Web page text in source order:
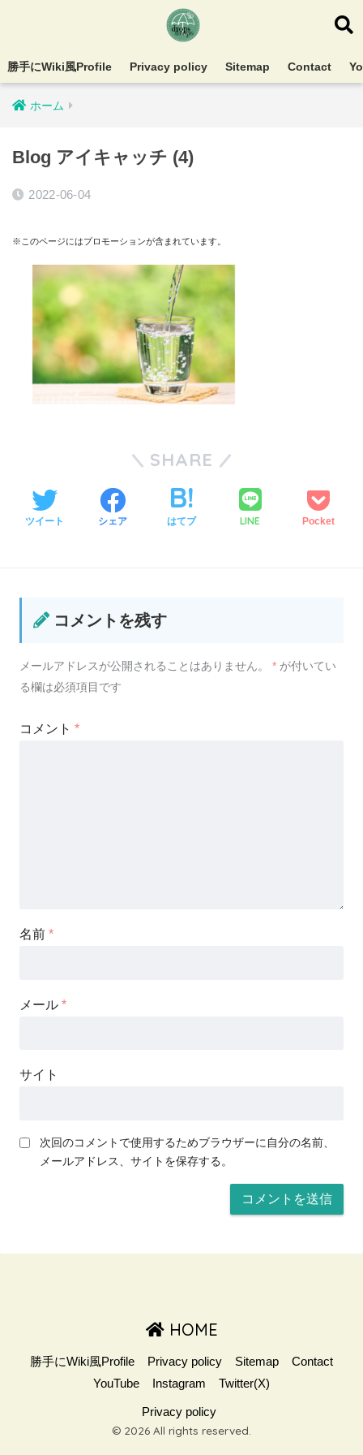
勝手にWiki風Profile Privacy policy Sitemap Contact
ホーム
Blog アイキャッチ (4)
2022-06-04
※このページにはプロモーションが含まれています。
SHARE
ツイート シェア はてブ LINE Pocket
コメントを残す
メールアドレスが公開されることはありません。 * が付いてい
る欄は必須項目です
コメント *
名前 *
メール *
サイト
次回のコメントで使用するためブラウザーに自分の名前、
メールアドレス、サイトを保存する。
HOME
勝手にWiki風Profile Privacy policy Sitemap
Contact
YouTube
Instagram Twitter(X)
Privacy policy
© 2026 All rights reserved.